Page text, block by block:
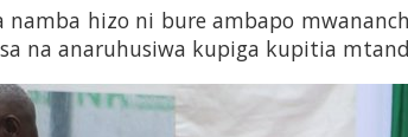
namba hizo ni bure ambapo
na anaruhusiwa kupiga kupitia